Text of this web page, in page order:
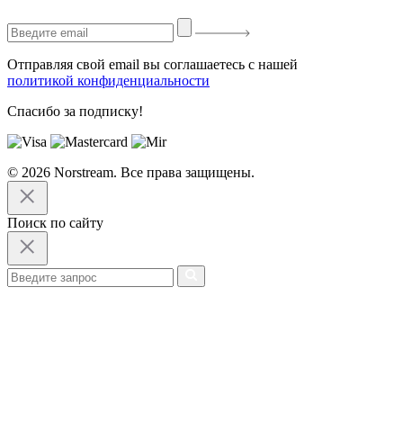
Отправляя свой email вы соглашаетесь с нашей
политикой конфиденциальности
Спасибо за подписку!
© 2026 Norstream. Все права защищены.
Поиск по сайту